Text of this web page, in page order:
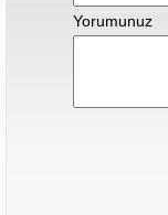
Yorumunuz